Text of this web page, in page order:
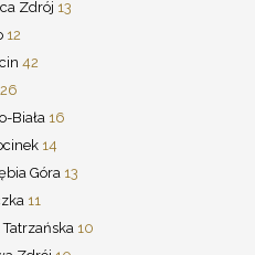
Zdrój 13
12
42
26
Biała 16
14
Góra 13
11
10